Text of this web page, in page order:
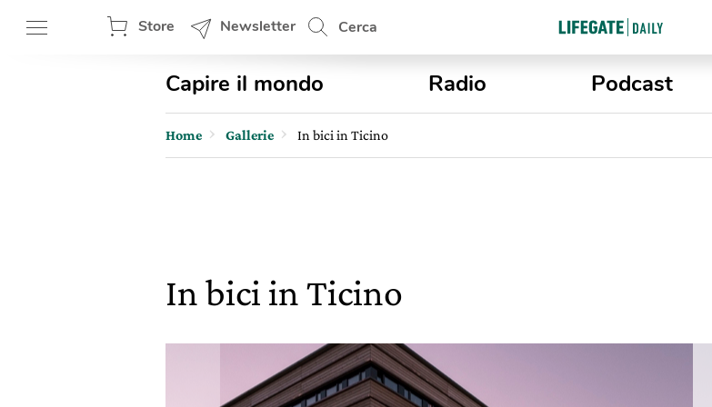
Store Newsletter Cerca
Capire il mondo Radio Podcast
Home Gallerie In bici in Ticino
In bici in Ticino